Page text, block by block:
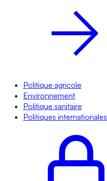
Politique agricole
Environnement
Politique sanitaire
Politiques internationales